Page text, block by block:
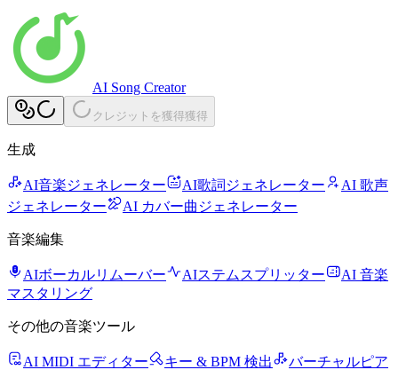
AI Song Creator
クレジットを獲得獲得
生成
AI音楽ジェネレーター AI歌詞ジェネレーター
AI 歌声
ジェネレーター
AI カバー曲ジェネレーター
音楽編集
AIボーカルリムーバー AIステムスプリッター
AI 音楽
マスタリング
その他の音楽ツール
AI MIDI エディター キー & BPM 検出
バーチャルピア